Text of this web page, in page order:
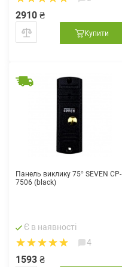
2910 ₴
Купити
Панель виклику 75° SEVEN CP-
7506 (black)
Є в наявності
4
1593 ₴